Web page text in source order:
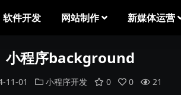
软件开发 网站制作 新媒体运营
小程序background
11-01 小程序开发 0 0 21